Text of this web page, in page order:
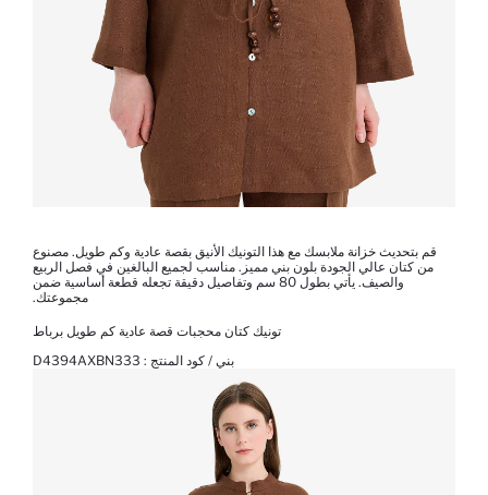
قم بتحديث خزانة ملابسك مع هذا التونيك الأنيق بقصة عادية وكم طويل. مصنوع
من كتان عالي الجودة بلون بني مميز. مناسب لجميع البالغين في فصل الربيع
والصيف. يأتي بطول 80 سم وتفاصيل دقيقة تجعله قطعة أساسية ضمن
مجموعتك.
تونيك كتان محجبات قصة عادية كم طويل برباط
بني / كود المنتج : D4394AXBN333